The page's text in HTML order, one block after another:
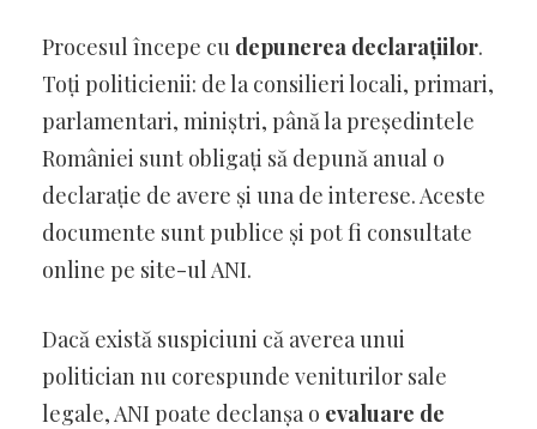
Procesul începe cu depunerea declarațiilor.
Toți politicienii: de la consilieri locali, primari,
parlamentari, miniștri, până la președintele
României sunt obligați să depună anual o
declarație de avere și una de interese. Aceste
documente sunt publice și pot fi consultate
online pe site-ul ANI.
Dacă există suspiciuni că averea unui
politician nu corespunde veniturilor sale
legale, ANI poate declanșa o evaluare de